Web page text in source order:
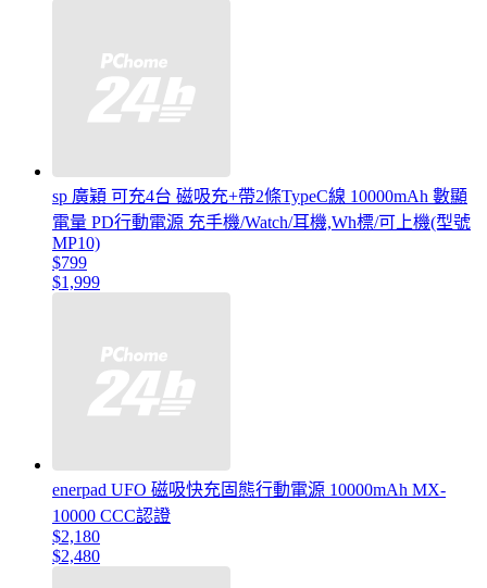
sp 廣穎 可充4台 磁吸充+帶2條TypeC線 10000mAh 數顯
電量 PD行動電源 充手機/Watch/耳機,Wh標/可上機(型號
MP10)
$799
$1,999
enerpad UFO 磁吸快充固態行動電源 10000mAh MX-
10000 CCC認證
$2,180
$2,480